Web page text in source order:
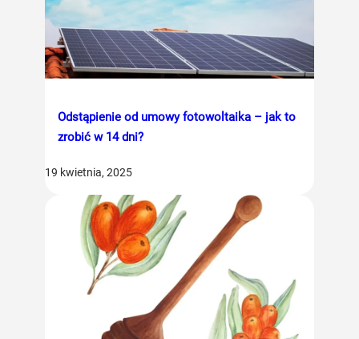
Odstąpienie od umowy fotowoltaika – jak to
zrobić w 14 dni?
19 kwietnia, 2025